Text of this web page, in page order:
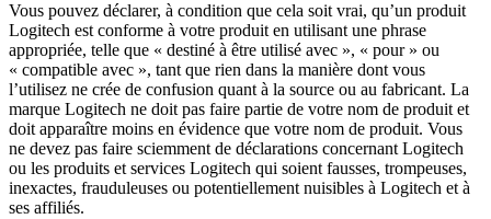
Vous pouvez déclarer, à condition que cela soit vrai, qu’un produit
Logitech est conforme à votre produit en utilisant une phrase
appropriée, telle que « destiné à être utilisé avec », « pour » ou
« compatible avec », tant que rien dans la manière dont vous
l’utilisez ne crée de confusion quant à la source ou au fabricant. La
marque Logitech ne doit pas faire partie de votre nom de produit et
doit apparaître moins en évidence que votre nom de produit. Vous
ne devez pas faire sciemment de déclarations concernant Logitech
ou les produits et services Logitech qui soient fausses, trompeuses,
inexactes, frauduleuses ou potentiellement nuisibles à Logitech et à
ses affiliés.